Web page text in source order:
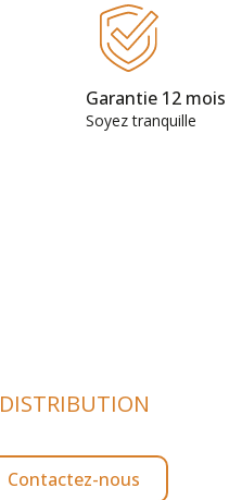
Garantie 12 mois
Soyez tranquille
DISTRIBUTION
Contactez-nous